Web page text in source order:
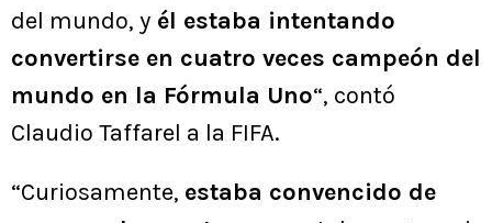
del mundo, y él estaba intentando
convertirse en cuatro veces campeón del
mundo en la Fórmula Uno“, contó
Claudio Taffarel a la FIFA.
“Curiosamente, estaba convencido de